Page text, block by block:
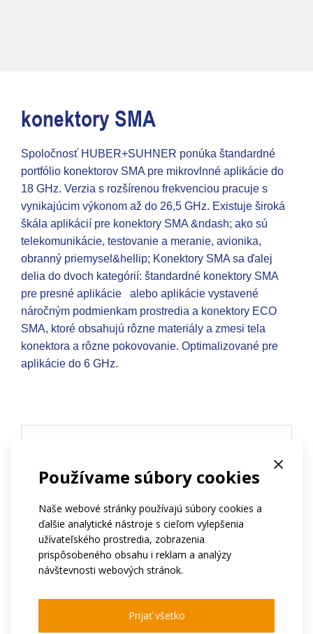
×
Používame súbory cookies
Naše webové stránky používajú súbory cookies a
ďalšie analytické nástroje s cieľom vylepšenia
užívateľského prostredia, zobrazenia
prispôsobeného obsahu i reklam a analýzy
návštevnosti webových stránok.
Prijať všetko
konektory SMA
Spoločnosť HUBER+SUHNER ponúka štandardné
portfólio konektorov SMA pre mikrovlnné aplikácie do
18 GHz. Verzia s rozšírenou frekvenciou pracuje s
vynikajúcim výkonom až do 26,5 GHz. Existuje široká
škála aplikácií pre konektory SMA &ndash; ako sú
telekomunikácie, testovanie a meranie, avionika,
obranný priemysel&hellip; Konektory SMA sa ďalej
delia do dvoch kategórií: štandardné konektory SMA
pre presné aplikácie alebo aplikácie vystavené
náročným podmienkam prostredia a konektory ECO
SMA, ktoré obsahujú rôzne materiály a zmesi tela
konektora a rôzne pokovovanie. Optimalizované pre
aplikácie do 6 GHz.
roku 1864, spoločnou fúziou roku 1968 vznikla
po celý čas si zachovala vedúce postavenie v
oblasti metalickej, rádiofrekvenčnej i optickej
konektivity pre náročné aplikácie.